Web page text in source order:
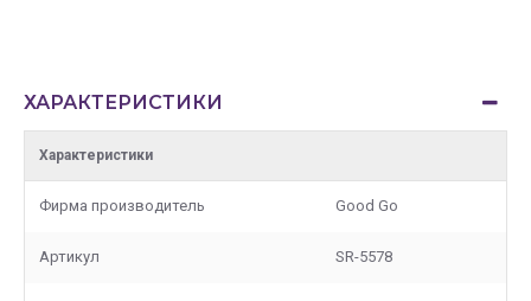
ХАРАКТЕРИСТИКИ
Характеристики
Фирма производитель Good Go
Артикул SR-5578